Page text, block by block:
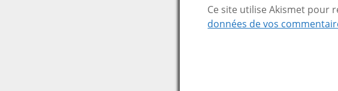
Ce site utilise Akismet pour
données de vos